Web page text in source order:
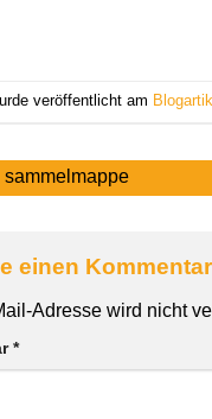
veröffentlicht am
einen Kommentar
Adresse wird nicht
*